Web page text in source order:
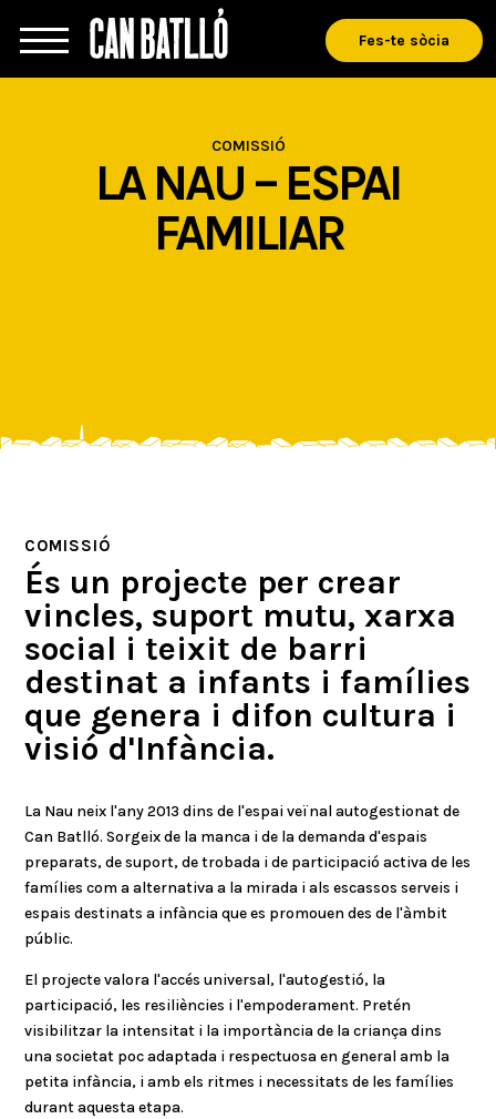
Fes-te sòcia
COMISSIÓ
LA NAU – ESPAI
FAMILIAR
COMISSIÓ
És un projecte per crear
vincles, suport mutu, xarxa
social i teixit de barri
destinat a infants i famílies
que genera i difon cultura i
visió d'Infància.
La Nau neix l'any 2013 dins de l'espai veïnal autogestionat de
Can Batlló. Sorgeix de la manca i de la demanda d'espais
preparats, de suport, de trobada i de participació activa de les
famílies com a alternativa a la mirada i als escassos serveis i
espais destinats a infància que es promouen des de l'àmbit
públic.
El projecte valora l'accés universal, l'autogestió, la
participació, les resiliències i l'empoderament. Pretén
visibilitzar la intensitat i la importància de la criança dins
una societat poc adaptada i respectuosa en general amb la
petita infància, i amb els ritmes i necessitats de les famílies
durant aquesta etapa.